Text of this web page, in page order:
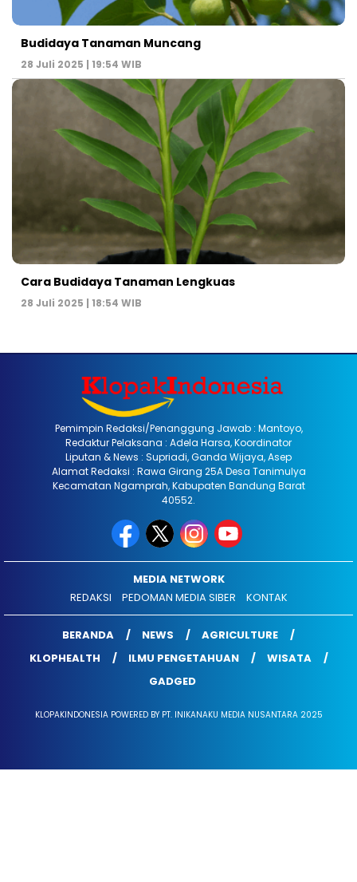
Budidaya Tanaman Muncang
28 Juli 2025 | 19:54 WIB
Cara Budidaya Tanaman Lengkuas
28 Juli 2025 | 18:54 WIB
Pemimpin Redaksi/Penanggung Jawab : Mantoyo,
Redaktur Pelaksana : Adela Harsa, Koordinator
Liputan & News : Supriadi, Ganda Wijaya, Asep
Alamat Redaksi : Rawa Girang 25A Desa Tanimulya
Kecamatan Ngamprah, Kabupaten Bandung Barat
40552.
MEDIA NETWORK
REDAKSI
PEDOMAN MEDIA SIBER KONTAK
BERANDA NEWS
AGRICULTURE
KLOPHEALTH
ILMU PENGETAHUAN
WISATA
GADGED
KLOPAKINDONESIA POWERED BY PT. INIKANAKU MEDIA NUSANTARA 2025